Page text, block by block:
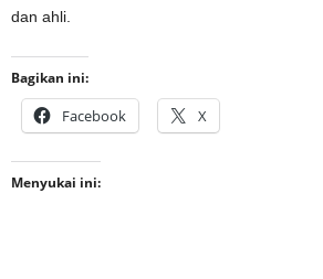
dan ahli.
Bagikan ini:
Facebook X
Menyukai ini: